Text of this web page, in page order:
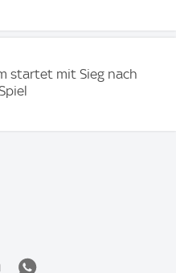
startet mit Sieg nach